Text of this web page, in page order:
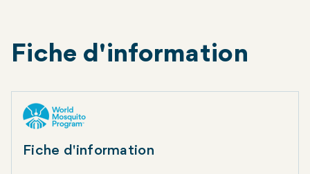
Fiche d'information
Fiche d'information